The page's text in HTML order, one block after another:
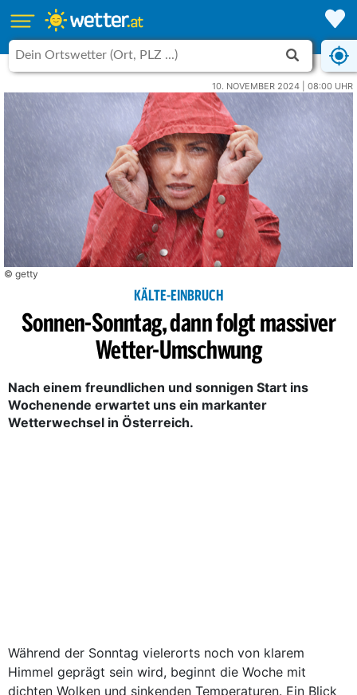
10. NOVEMBER 2024 | 08:00 UHR
© getty
KÄLTE-EINBRUCH
Sonnen-Sonntag, dann folgt massiver
Wetter-Umschwung
Nach einem freundlichen und sonnigen Start ins
Wochenende erwartet uns ein markanter
Wetterwechsel in Österreich.
Während der Sonntag vielerorts noch von klarem
Himmel geprägt sein wird, beginnt die Woche mit
dichten Wolken und sinkenden Temperaturen. Ein Blick